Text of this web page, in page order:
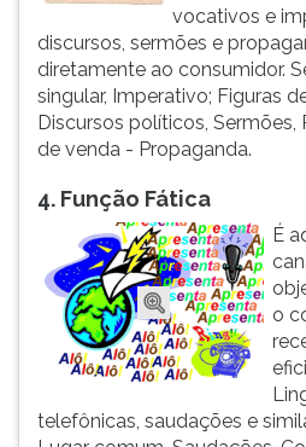
vocativos e
discursos, sermões e
diretamente ao consumidor.
singular, Imperativo; Figuras
Discursos políticos,
de venda - Propaganda.
4. Função Fática
É
o
telefônicas, saudações e